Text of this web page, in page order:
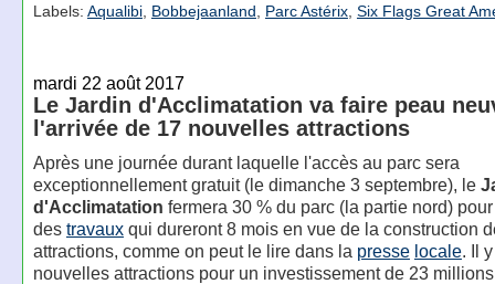
Labels: Aqualibi, Bobbejaanland Parc Astérix, Six Flags Great
mardi 22 août 2017
Le Jardin d'Acclimatation va faire peau
l'arrivée de 17 nouvelles attractions
Après une journée durant laquelle l'accès au parc sera
exceptionnellement gratuit (le dimanche 3 septembre), le
d'Acclimatation fermera 30 % du parc (la partie nord)
des travauxqui dureront 8 mois en vue de la construction
attractions, comme on peut le lire dans la presse locale. Il
nouvelles attractions pour un investissement de 23